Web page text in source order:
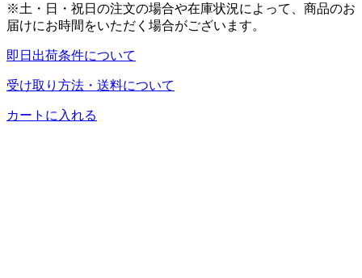
※土・日・祝日の注文の場合や在庫状況によって、商品のお
届けにお時間をいただく場合がございます。
即日出荷条件について
受け取り方法・送料について
カートに入れる